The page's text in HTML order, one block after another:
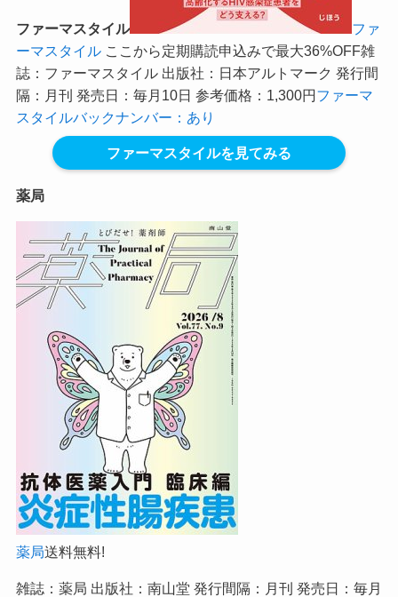
ファーマスタイル
ファ
ーマスタイル ここから定期購読申込みで最大36%OFF雑
誌：ファーマスタイル 出版社：日本アルトマーク 発行間
隔：月刊 発売日：毎月10日 参考価格：1,300円ファーマ
スタイルバックナンバー：あり
ファーマスタイルを見てみる
薬局
薬局送料無料!
雑誌：薬局 出版社：南山堂 発行間隔：月刊 発売日：毎月